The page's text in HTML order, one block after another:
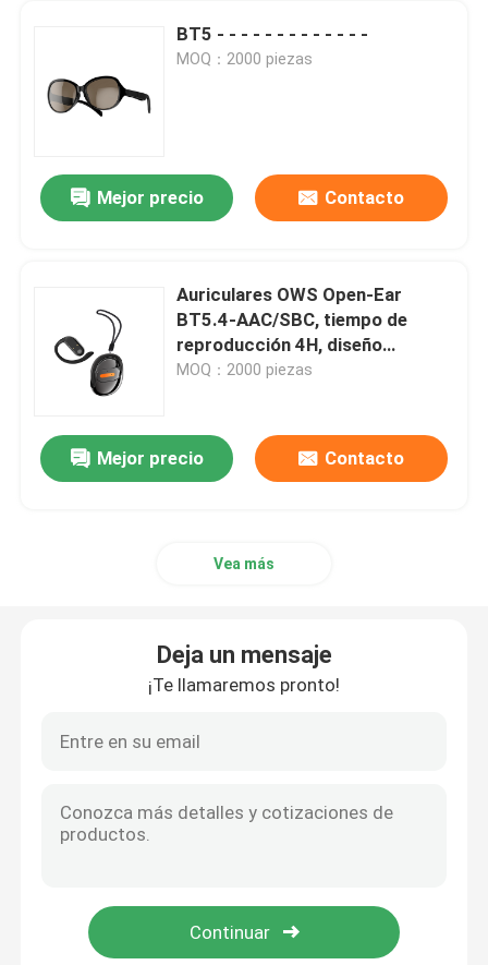
BT5 - - - - - - - - - - - - -
MOQ：2000 piezas
Mejor precio Contacto
Auriculares OWS Open-Ear
BT5.4-AAC/SBC, tiempo de
reproducción 4H, diseño
ultracompacto de 27,5 mm
MOQ：2000 piezas
Mejor precio Contacto
Vea más
Deja un mensaje
¡Te llamaremos pronto!